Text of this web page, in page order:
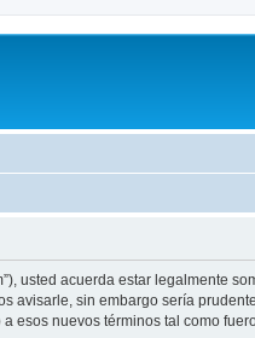
usted acuerda estar legalmente
avisarle, sin embargo sería
esos nuevos términos tal como